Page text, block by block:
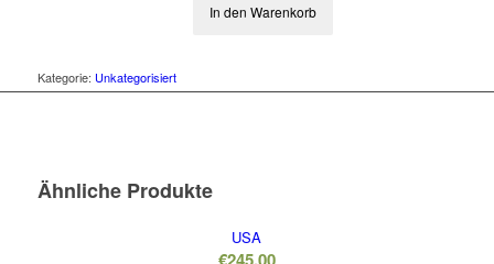
In den Warenkorb
Kategorie: Unkategorisiert
Ähnliche Produkte
USA
€245,00